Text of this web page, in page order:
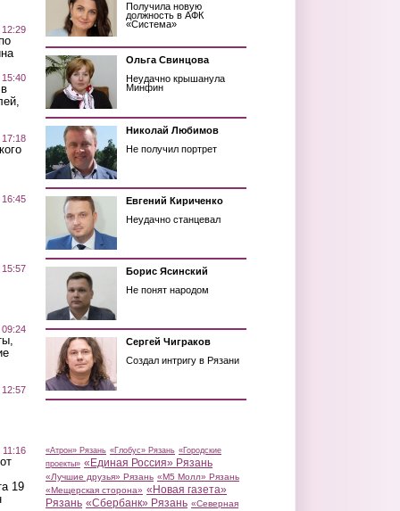
12:29
15:57
19
Получила новую
должность в АФК
«Система»
Ольга Свинцова
Неудачно крышанула
Минфин
Николай Любимов
Не получил портрет
Евгений Кириченко
Неудачно станцевал
Борис Ясинский
Не понят народом
Сергей Чиграков
Создал интригу в Рязани
«Атрон» Рязань «Глобус» Рязань «Городские
проекты» «Единая Россия» Рязань
«Лучшие друзья» Рязань «М5 Молл» Рязань
«Мещерская сторона» «Новая газета»
Рязань «Сбербанк» Рязань «Северная